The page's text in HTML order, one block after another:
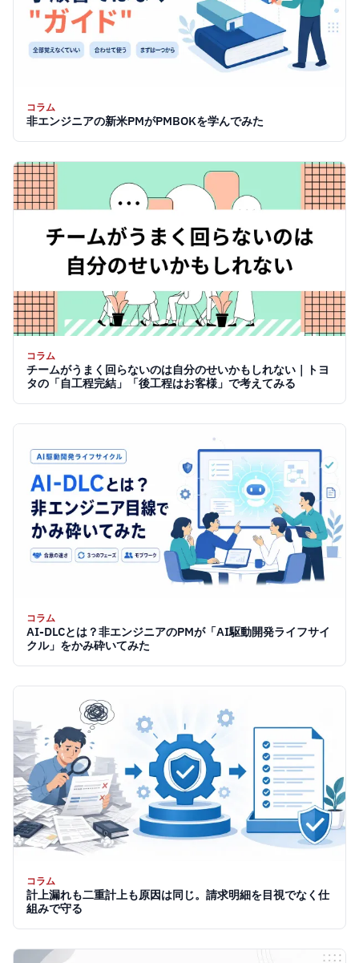
コラム
非エンジニアの新米PMがPMBOKを学んでみた
コラム
チームがうまく回らないのは自分のせいかもしれない｜トヨ
タの「自工程完結」「後工程はお客様」で考えてみる
コラム
AI-DLCとは？非エンジニアのPMが「AI駆動開発ライフサイ
クル」をかみ砕いてみた
コラム
計上漏れも二重計上も原因は同じ。請求明細を目視でなく仕
組みで守る